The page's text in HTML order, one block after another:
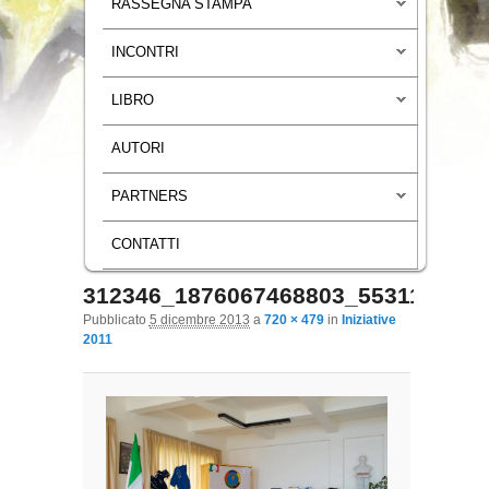
RASSEGNA STAMPA
INCONTRI
LIBRO
AUTORI
PARTNERS
CONTATTI
Navigazione immagini
312346_1876067468803_5531106_n
Pubblicato 5 dicembre 2013 a 720 × 479in Iniziative
2011